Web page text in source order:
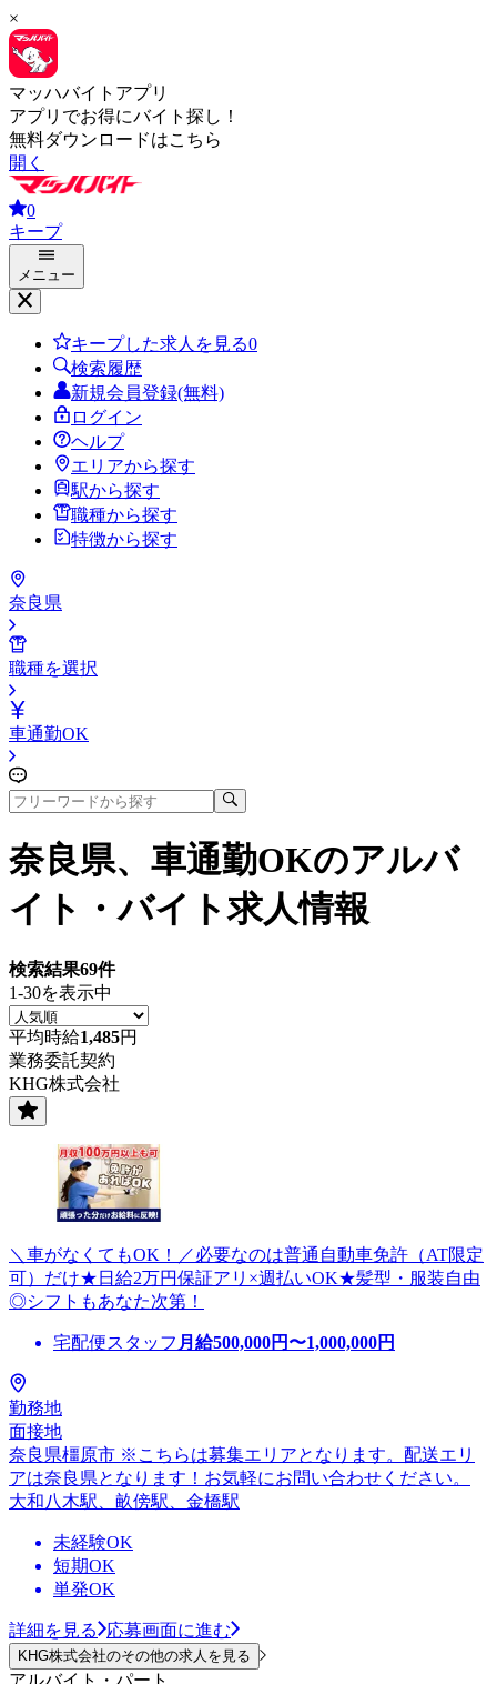
×
マッハバイトアプリ
アプリでお得にバイト探し！
無料ダウンロードはこちら
開く
0
キープ
メニュー
キープした求人を見る0
検索履歴
新規会員登録(無料)
ログイン
ヘルプ
エリアから探す
駅から探す
職種から探す
特徴から探す
奈良県
職種を選択
車通勤OK
奈良県、車通勤OKのアルバ
イト・バイト求人情報
検索結果69件
1-30を表示中
平均時給1,485円
業務委託契約
KHG株式会社
＼車がなくてもOK！／必要なのは普通自動車免許（AT限定
可）だけ★日給2万円保証アリ×週払いOK★髪型・服装自由
◎シフトもあなた次第！
宅配便スタッフ 月給500,000円〜1,000,000円
勤務地
面接地
奈良県橿原市 ※こちらは募集エリアとなります。配送エリ
アは奈良県となります！お気軽にお問い合わせください。
大和八木駅、畝傍駅、金橋駅
未経験OK
短期OK
単発OK
詳細を見る 応募画面に進む
KHG株式会社のその他の求人を見る
アルバイト・パート